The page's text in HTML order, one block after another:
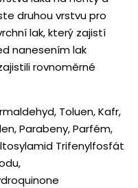
druhou vrstvu pro
lak, který zajistí
nanesením lak
rovnoměrné
Toluen, Kafr,
Parabeny, Parfém,
Trifenylfosfát